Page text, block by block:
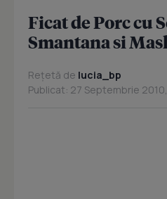
Ficat de Porc cu
Smantana si
Rețetă de lucia_bp
Publicat: 27 Septembrie 2010,